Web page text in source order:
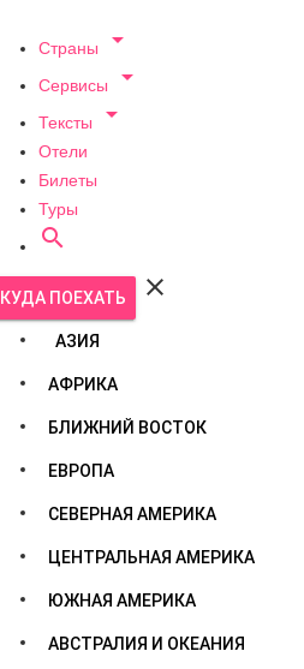
Страны 
Сервисы 
Тексты 
Отели
Билеты
Туры

КУДА ПОЕХАТЬ 
АЗИЯ
АФРИКА
БЛИЖНИЙ ВОСТОК
ЕВРОПА
СЕВЕРНАЯ АМЕРИКА
ЦЕНТРАЛЬНАЯ АМЕРИКА
ЮЖНАЯ АМЕРИКА
АВСТРАЛИЯ И ОКЕАНИЯ